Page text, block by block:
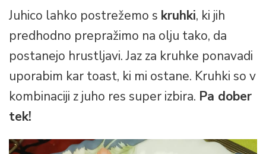
Juhico lahko postrežemo s kruhki, ki jih
predhodno prepražimo na olju tako, da
postanejo hrustljavi. Jaz za kruhke ponavadi
uporabim kar toast, ki mi ostane. Kruhki so v
kombinaciji z juho res super izbira. Pa dober
tek!